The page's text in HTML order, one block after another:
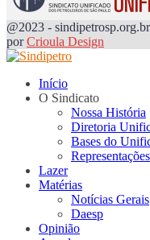
@2023 -
porCrioula Design
Início
O Sindicato
Nossa História
Diretoria
Bases do
Representações
Lazer
Matérias
Notícias Gerais
Daesp
Opinião